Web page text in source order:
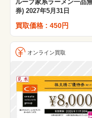
ループ家系ラーメン一品
券) 2027年5月31日
買取価格 : 450円
オンライン買取